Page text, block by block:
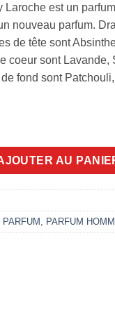
Laroche est un
nouveau parfum.
de tête sont
coeur sont Lavande,
fond sont
100ml edp
AU
PARFUM PARFUM